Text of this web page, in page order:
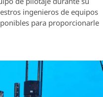
ingenieros de equipos
para proporcionarle